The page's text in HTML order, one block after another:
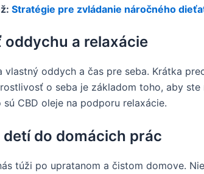
Stratégie pre zvládanie náročného
oddychu a relaxácie
vlastný oddych a čas pre seba. Krátka
o seba je základom toho, aby
CBD oleje na podporu relaxácie.
detí do domácich prác
túži po upratanom a čistom domove.